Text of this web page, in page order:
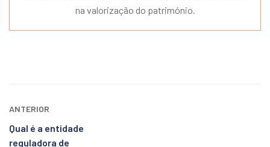
na valorização do património.
ANTERIOR
Qual é a entidade
reguladora de